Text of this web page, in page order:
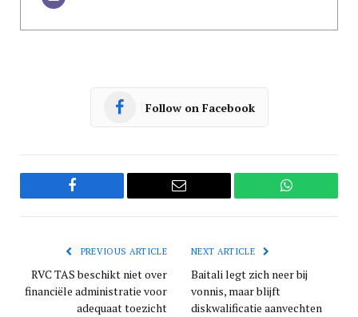
Follow on Facebook
Facebook Email WhatsApp
PREVIOUS ARTICLE
RVC TAS beschikt niet over
financiële administratie voor
adequaat toezicht
NEXT ARTICLE
Baitali legt zich neer bij
vonnis, maar blijft
diskwalificatie aanvechten